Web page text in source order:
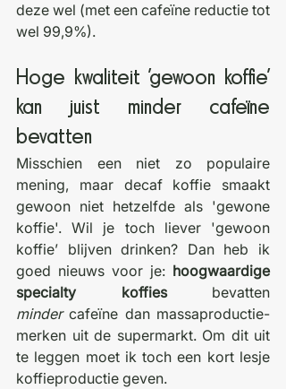
deze wel (met een cafeïne reductie tot
wel 99,9%).
Hoge kwaliteit 'gewoon koffie'
kan juist minder cafeïne
bevatten
Misschien een niet zo populaire
mening, maar decaf koffie smaakt
gewoon niet hetzelfde als 'gewone
koffie'. Wil je toch liever 'gewoon
koffie’ blijven drinken? Dan heb ik
goed nieuws voor je: hoogwaardige
specialty koffies
minder cafeïne dan massaproductie-
merken uit de supermarkt. Om dit uit
te leggen moet ik toch een kort lesje
koffieproductie geven.